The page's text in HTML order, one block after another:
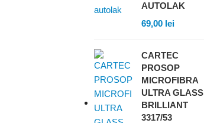
AUTOLAK
69,00 lei
CARTEC
PROSOP
MICROFIBRA
ULTRA GLASS
BRILLIANT
3317/53